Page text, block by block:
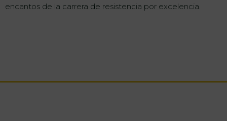
encantos de la carrera de resistencia por excelencia.